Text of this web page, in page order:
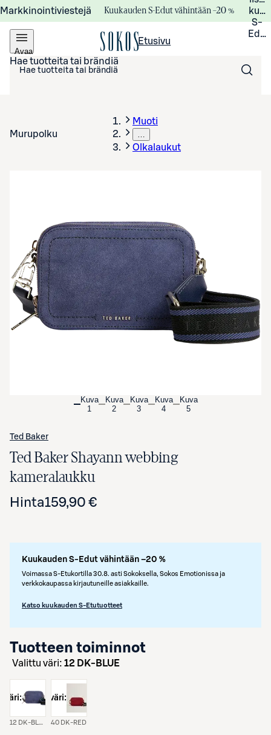
Markkinointiviestejä Kuukauden S-Edut vähintään –20 %
S-
Avaa
valikko
Etusivu
Hae tuotteita tai brändiä
Murupolku
Muoti
…
Olkalaukut
Avaa tuotekuva suurennettuna
Kuva
1
Kuva
2
Kuva
3
Kuva
4
Kuva
5
Ted Baker
Ted Baker Shayann webbing
kameralaukku
Hinta159,90 €
Kuukauden S-Edut vähintään –20 %
Voimassa S-Etukortilla 30.8. asti Sokoksella, Sokos Emotionissa ja
verkkokaupassa kirjautuneille asiakkaille.
Katso kuukauden S-Etutuotteet
Tuotteen toiminnot
Valittu väri: 12 DK-BLUE
väri:
12 DK-BLUE
väri:
40 DK-RED